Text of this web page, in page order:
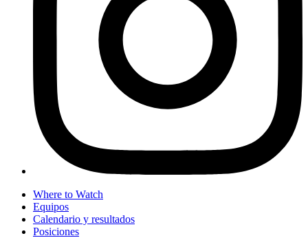
Where to Watch
Equipos
Calendario y resultados
Posiciones